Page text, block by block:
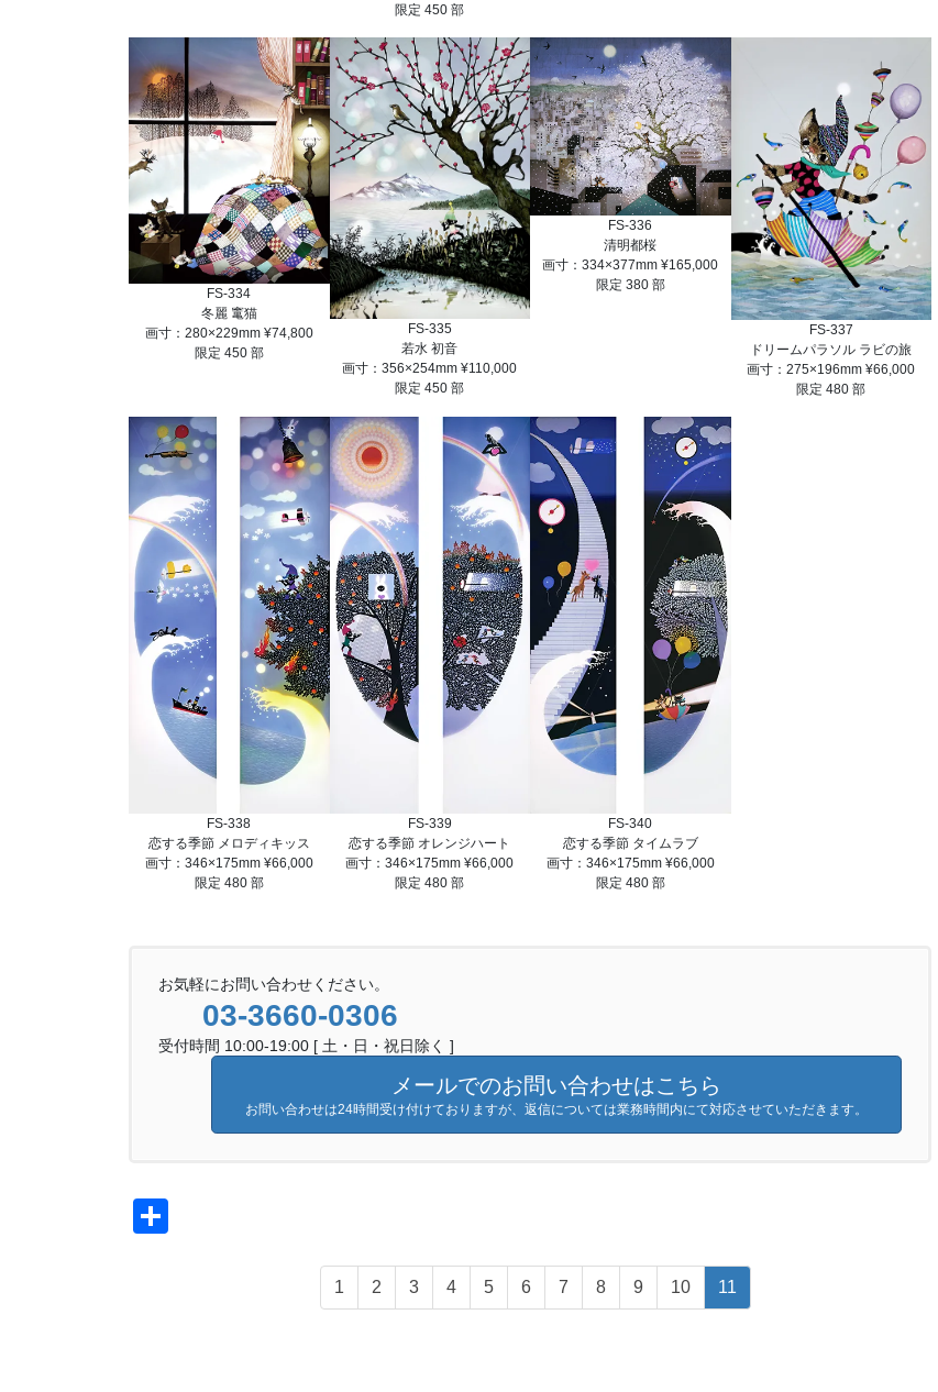
限定 450 部
FS-334
冬麗 竃猫
画寸：280×229mm ¥74,800
限定 450 部
FS-335
若水 初音
画寸：356×254mm ¥110,000
限定 450 部
FS-336
清明都桜
画寸：334×377mm ¥165,000
限定 380 部
FS-337
ドリームパラソル ラビの旅
画寸：275×196mm ¥66,000
限定 480 部
FS-338
恋する季節 メロディキッス
画寸：346×175mm ¥66,000
限定 480 部
FS-339
恋する季節 オレンジハート
画寸：346×175mm ¥66,000
限定 480 部
FS-340
恋する季節 タイムラブ
画寸：346×175mm ¥66,000
限定 480 部
お気軽にお問い合わせください。
03-3660-0306
受付時間 10:00-19:00 [ 土・日・祝日除く ]
メールでのお問い合わせはこちら
お問い合わせは24時間受け付けておりますが、返信については業務時間内にて対応させていただきます。
1 2 3 4 5 6 7 8 9 10 11